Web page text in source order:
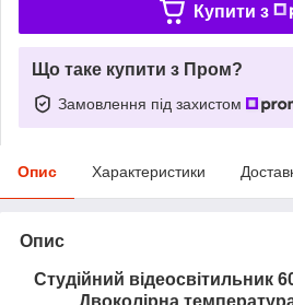
Купити з
Що таке купити з Пром?
Замовлення під захистом
Опис Характеристики
Опис
Студійний відеосвітильник
Двоколірна